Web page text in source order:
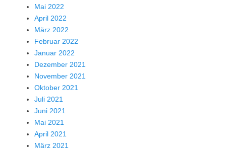
Mai 2022
April 2022
März 2022
Februar 2022
Januar 2022
Dezember 2021
November 2021
Oktober 2021
Juli 2021
Juni 2021
Mai 2021
April 2021
März 2021